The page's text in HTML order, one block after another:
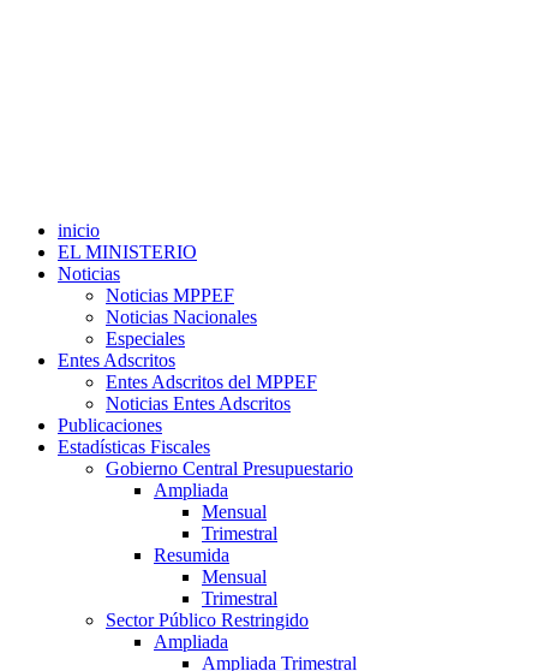
inicio
EL MINISTERIO
Noticias
Noticias MPPEF
Noticias Nacionales
Especiales
Entes Adscritos
Entes Adscritos del MPPEF
Noticias Entes Adscritos
Publicaciones
Estadísticas Fiscales
Gobierno Central Presupuestario
Ampliada
Mensual
Trimestral
Resumida
Mensual
Trimestral
Sector Público Restringido
Ampliada
Ampliada Trimestral